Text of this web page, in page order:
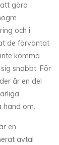
göra
och i
de förväntat
komma
snabbt. För
är en del
hand om.
en
avtal